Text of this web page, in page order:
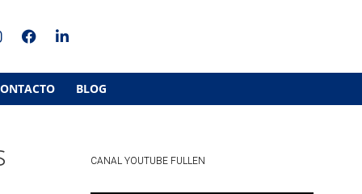
BLOG
CANAL YOUTUBE FULLEN